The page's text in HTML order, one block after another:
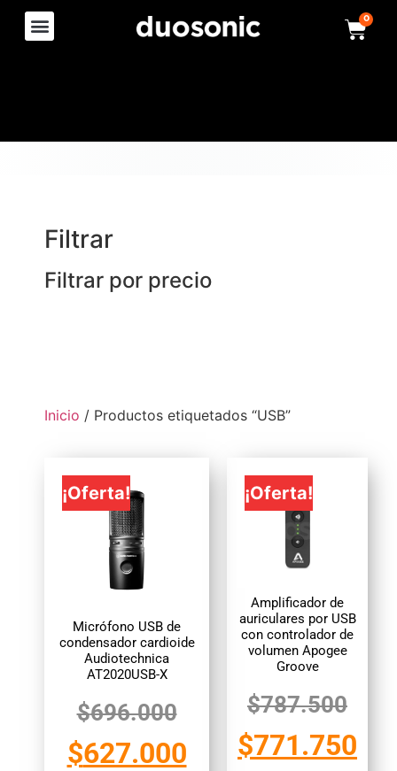
0
Filtrar
Filtrar por precio
Inicio / Productos etiquetados “USB”
¡Oferta!
Micrófono USB de
condensador cardioide
Audiotechnica
AT2020USB-X
$696.000
$627.000
¡Oferta!
Amplificador de
auriculares por USB
con controlador de
volumen Apogee
Groove
$787.500
$771.750